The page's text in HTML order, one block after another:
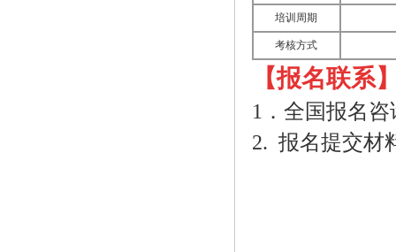
培训周期
考核方式
【报名联系
1．全国报名咨
2. 报名提交材